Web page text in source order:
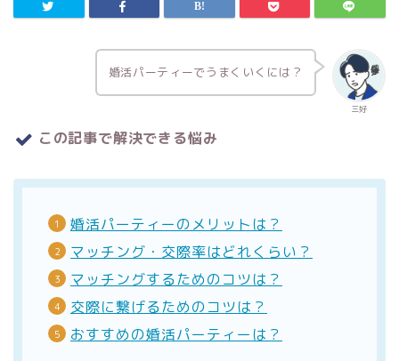
三好
婚活パーティーでうまくいくには？
この記事で解決できる悩み
婚活パーティーのメリットは？
マッチング・交際率はどれくらい？
マッチングするためのコツは？
交際に繋げるためのコツは？
おすすめの婚活パーティーは？